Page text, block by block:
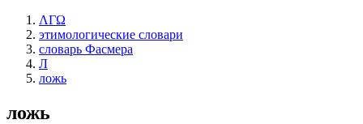
ΛΓΩ
этимологические словари
словарь Фасмера
Л
ложь
ложь